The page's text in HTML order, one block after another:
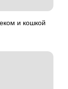
и кошкой